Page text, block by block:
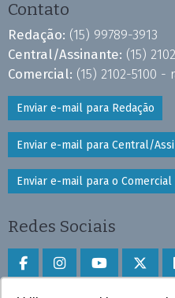
Contato
Redação: (15) 99789-3913
Central/Assinante: (15)
Comercial: (15) 2102-5100 -
Enviar e-mail para Redação
Enviar e-mail para Central/
Enviar e-mail para o Comercial
Redes Sociais